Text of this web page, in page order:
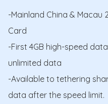
-Mainland China & Macau
Card
-First 4GB high-speed
unlimited data
-Available to tethering
data after the speed limit.